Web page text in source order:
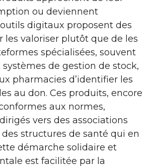
ou deviennent
digitaux proposent des
les valoriser plutôt que de les
spécialisées, souvent
de gestion de stock,
pharmacies d’identifier les
au don. Ces produits, encore
aux normes,
vers des associations
structures de santé qui en
démarche solidaire et
est facilitée par la